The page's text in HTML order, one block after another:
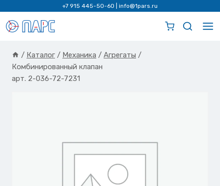
содержимому
+7 915 445-50-60 info@1pars.ru
/ Каталог / Механика / Агрегаты /
Комбинированный клапан
арт. 2-036-72-7231